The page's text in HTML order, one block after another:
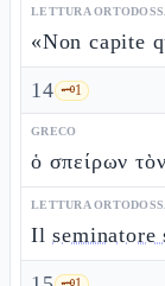
LETTURA
«Non capite
14 🗝️1
GRECO
ὁ σπείρων
LETTURA
Ilseminatore